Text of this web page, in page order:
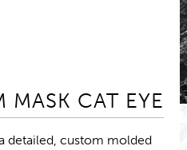
MASK CAT EYE
detailed, custom molded